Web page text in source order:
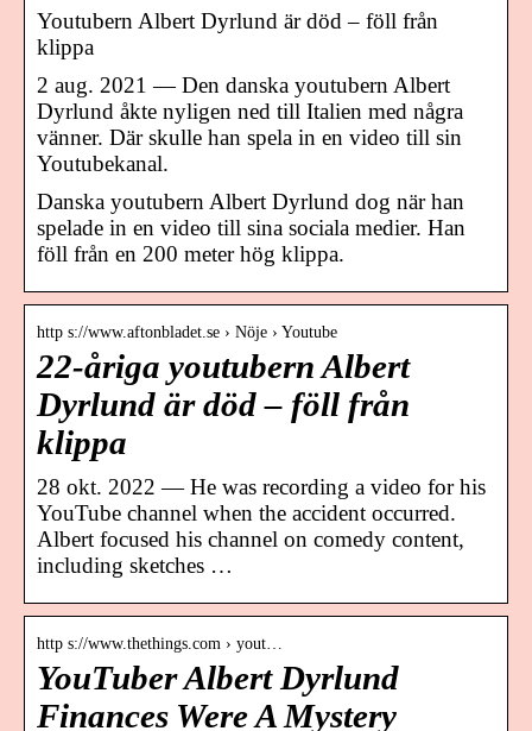
Youtubern Albert Dyrlund är död – föll från
klippa
2 aug. 2021 — Den danska youtubern Albert
Dyrlund åkte nyligen ned till Italien med några
vänner. Där skulle han spela in en video till sin
Youtubekanal.
Danska youtubern Albert Dyrlund dog när han
spelade in en video till sina sociala medier. Han
föll från en 200 meter hög klippa.
http s://www.aftonbladet.se › Nöje › Youtube
22-åriga youtubern Albert
Dyrlund är död – föll från
klippa
28 okt. 2022 — He was recording a video for his
YouTube channel when the accident occurred.
Albert focused his channel on comedy content,
including sketches …
http s://www.thethings.com › yout…
YouTuber Albert Dyrlund
Finances Were A Mystery